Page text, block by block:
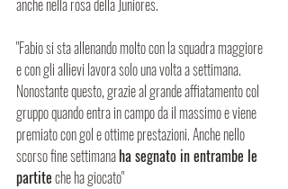
anche nella rosa della Juniores.
"Fabio si sta allenando molto con la squadra maggiore
e con gli allievi lavora solo una volta a settimana.
Nonostante questo, grazie al grande affiatamento col
gruppo quando entra in campo da il massimo e viene
premiato con gol e ottime prestazioni. Anche nello
scorso fine settimana ha segnato in entrambe le
partite che ha giocato"